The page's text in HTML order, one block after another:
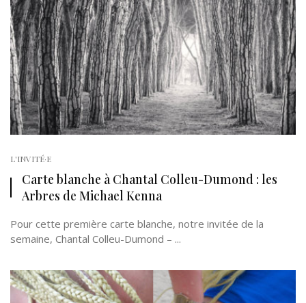
L'INVITÉ·E
Carte blanche à Chantal Colleu-Dumond : les
Arbres de Michael Kenna
Pour cette première carte blanche, notre invitée de la
semaine, Chantal Colleu-Dumond – ...